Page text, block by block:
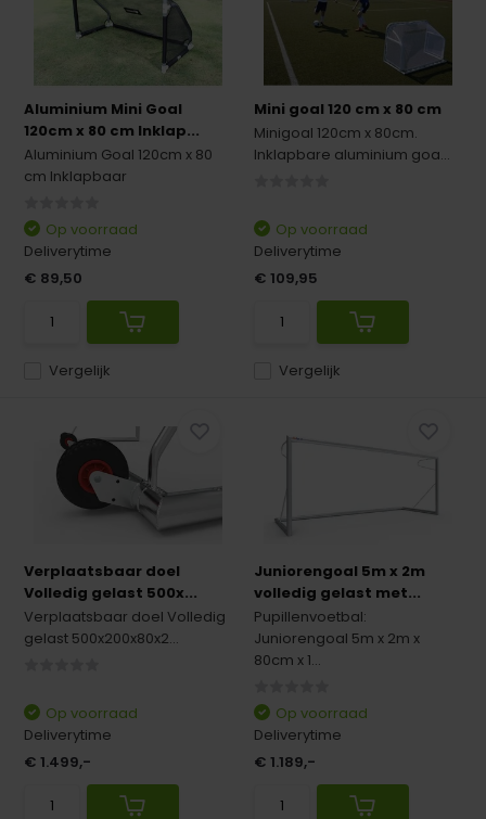
Aluminium Mini Goal
120cm x 80 cm Inklap...
Aluminium Goal 120cm x 80
cm Inklapbaar
Vergelijk
Op voorraad
Deliverytime
€ 89,50
Mini goal 120 cm x 80 cm
Minigoal 120cm x 80cm.
Inklapbare aluminium goa...
Vergelijk
Op voorraad
Deliverytime
€ 109,95
Verplaatsbaar doel
Volledig gelast 500x...
Verplaatsbaar doel Volledig
gelast 500x200x80x2...
Op voorraad
Deliverytime
€ 1.499,-
Juniorengoal 5m x 2m
volledig gelast met...
Pupillenvoetbal:
Juniorengoal 5m x 2m x
80cm x 1...
Op voorraad
Deliverytime
€ 1.189,-